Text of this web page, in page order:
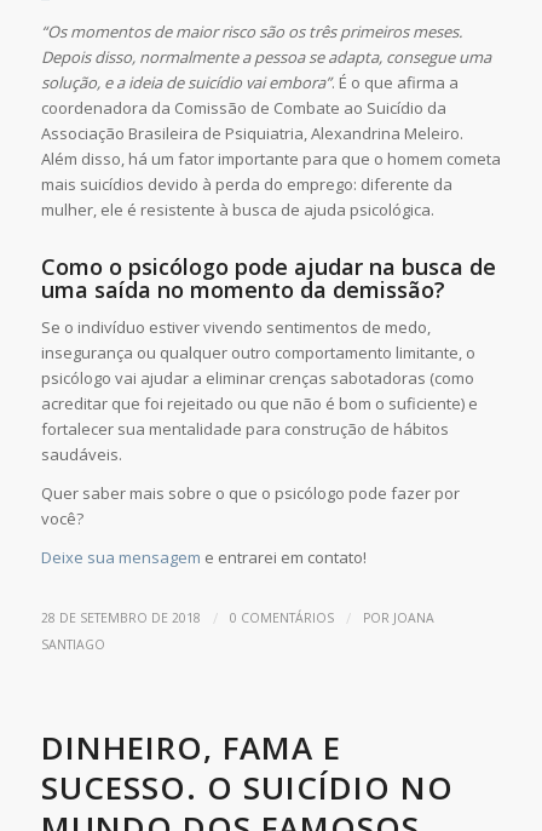
“Os momentos de maior risco são os três primeiros meses.
Depois disso, normalmente a pessoa se adapta, consegue uma
solução, e a ideia de suicídio vai embora”. É o que afirma a
coordenadora da Comissão de Combate ao Suicídio da
Associação Brasileira de Psiquiatria, Alexandrina Meleiro.
Além disso, há um fator importante para que o homem cometa
mais suicídios devido à perda do emprego: diferente da
mulher, ele é resistente à busca de ajuda psicológica.
Como o psicólogo pode ajudar na busca de
uma saída no momento da demissão?
Se o indivíduo estiver vivendo sentimentos de medo,
insegurança ou qualquer outro comportamento limitante, o
psicólogo vai ajudar a eliminar crenças sabotadoras (como
acreditar que foi rejeitado ou que não é bom o suficiente) e
fortalecer sua mentalidade para construção de hábitos
saudáveis.
Quer saber mais sobre o que o psicólogo pode fazer por
você?
Deixe sua mensagem e entrarei em contato!
28 DE SETEMBRO DE 2018 / 0 COMENTÁRIOS / POR JOANA
SANTIAGO
DINHEIRO, FAMA E
SUCESSO. O SUICÍDIO NO